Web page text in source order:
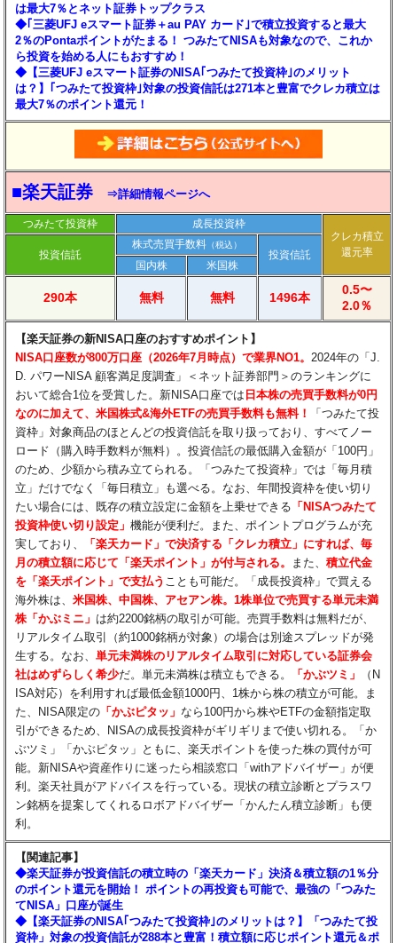
は最大7％とネット証券トップクラス
◆｢三菱UFJ eスマート証券＋au PAY カード｣で積立投資すると最大
2％のPontaポイントがたまる！ つみたてNISAも対象なので、これか
ら投資を始める人にもおすすめ！
◆【三菱UFJ eスマート証券のNISA｢つみたて投資枠｣のメリット
は？】｢つみたて投資枠｣対象の投資信託は271本と豊富でクレカ積立は
最大7％のポイント還元！
■楽天証券 ⇒詳細情報ページへ
つみたて投資枠
成長投資枠
クレカ積立
還元率
投資信託
株式売買手数料（税込）
投資信託
国内株
米国株
290本 無料 無料 1496本
0.5〜
2.0％
【楽天証券の新NISA口座のおすすめポイント】
NISA口座数が800万口座（2026年7月時点）で業界NO1。 2024年の「J.
D. パワーNISA 顧客満足度調査」＜ネット証券部門＞のランキングに
おいて総合1位を受賞した。新NISA口座では 日本株の売買手数料が0円
なのに加えて、米国株式&海外ETFの売買手数料も無料！
「つみたて投
資枠」対象商品のほとんどの投資信託を取り扱っており、すべてノー
ロード（購入時手数料が無料）。投資信託の最低購入金額が「100円」
のため、少額から積み立てられる。「つみたて投資枠」では「毎月積
立」だけでなく「毎日積立」も選べる。なお、年間投資枠を使い切り
たい場合には、既存の積立設定に金額を上乗せできる 「NISAつみたて
投資枠使い切り設定」機能が便利だ。また、ポイントプログラムが充
実しており、
「楽天カード」で決済する「クレカ積立」にすれば、毎
月の積立額に応じて「楽天ポイント」が付与される。
また、積立代金
を「楽天ポイント」で支払う ことも可能だ。「成長投資枠」で買える
海外株は、米国株、中国株、アセアン株。1株単位で売買する単元未満
株「かぶミニ」 は約2200銘柄の取引が可能。売買手数料は無料だが、
リアルタイム取引（約1000銘柄が対象）の場合は別途スプレッドが発
生する。なお、単元未満株のリアルタイム取引に対応している証券会
社はめずらしく希少だ。単元未満株は積立もできる。 「かぶツミ」
（N
ISA対応）を利用すれば最低金額1000円、1株から株の積立が可能。ま
た、NISA限定の 「かぶピタッ」 なら100円から株やETFの金額指定取
引ができるため、NISAの成長投資枠がギリギリまで使い切れる。「か
ぶツミ」「かぶピタッ」ともに、楽天ポイントを使った株の買付が可
能。新NISAや資産作りに迷ったら相談窓口「withアドバイザー」が便
利。楽天社員がアドバイスを行っている。現状の積立診断とプラスワ
ン銘柄を提案してくれるロボアドバイザー「かんたん積立診断」も便
利。
【関連記事】
◆楽天証券が投資信託の積立時の「楽天カード」決済＆積立額の1％分
のポイント還元を開始！ ポイントの再投資も可能で、最強の「つみた
てNISA」口座が誕生
◆【楽天証券のNISA｢つみたて投資枠｣のメリットは？】「つみたて投
資枠」対象の投資信託が288本と豊富！積立額に応じポイント還元＆ポ